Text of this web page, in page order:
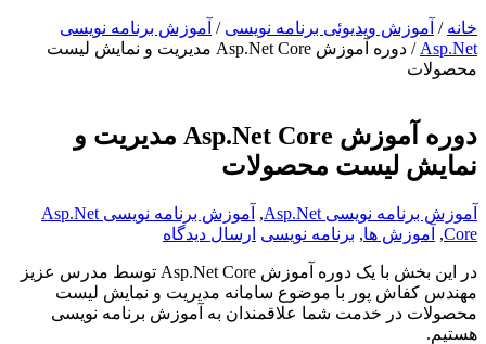
خانه / آموزش ویدیوئی برنامه نویسی / آموزش برنامه نویسی
Asp.Net
/
دوره آموزش Asp.Net Core مدیریت و نمایش لیست
محصولات
دوره آموزش Asp.Net Core مدیریت و
نمایش لیست محصولات
آموزش برنامه نویسی Asp.Net ,
آموزش برنامه نویسی Asp.Net
Core
, آموزش ها, برنامه نویسی ارسال دیدگاه
در این بخش با یک دوره آموزش Asp.Net Core توسط مدرس عزیز
مهندس کفاش پور با موضوع سامانه مدیریت و نمایش لیست
محصولات در خدمت شما علاقمندان به آموزش برنامه نویسی
هستیم.